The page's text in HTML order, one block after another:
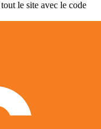
le site avec le code